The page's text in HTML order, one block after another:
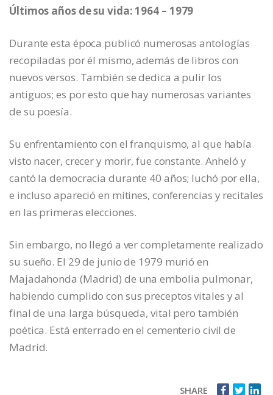
Últimos años de su vida: 1964 – 1979
Durante esta época publicó numerosas antologías
recopiladas por él mismo, además de libros con
nuevos versos. También se dedica a pulir los
antiguos; es por esto que hay numerosas variantes
de su poesía.
Su enfrentamiento con el franquismo, al que había
visto nacer, crecer y morir, fue constante. Anheló y
cantó la democracia durante 40 años; luchó por ella,
e incluso apareció en mítines, conferencias y recitales
en las primeras elecciones.
Sin embargo, no llegó a ver completamente realizado
su sueño. El 29 de junio de 1979 murió en
Majadahonda (Madrid) de una embolia pulmonar,
habiendo cumplido con sus preceptos vitales y al
final de una larga búsqueda, vital pero también
poética. Está enterrado en el cementerio civil de
Madrid.
SHARE